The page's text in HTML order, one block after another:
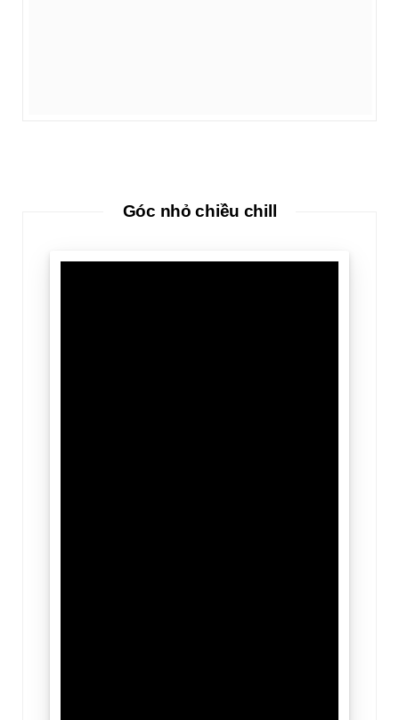
Góc nhỏ chiều chill